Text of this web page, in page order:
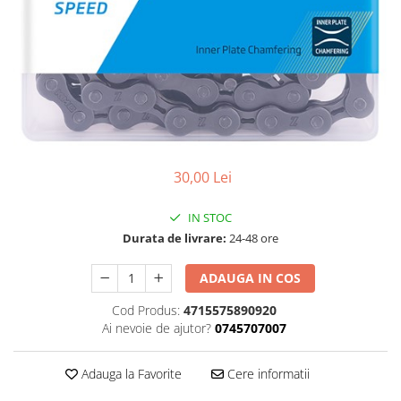
Camere
Cuvete (headset)
Frâne
Frâne pe jantă
Discuri (rotoare)
Furci cu suspensie
Ghidaje și întinzătoare lanț
Ghidoane și atașabile
Produse întreținere
Scaune copii
Scule și dispozitive
Sisteme antifurt
30,00 Lei
IN STOC
Durata de livrare: 24-48 ore
ADAUGA IN COS
Cod Produs: 4715575890920
Ai nevoie de ajutor? 0745707007
Adauga la Favorite Cere informatii